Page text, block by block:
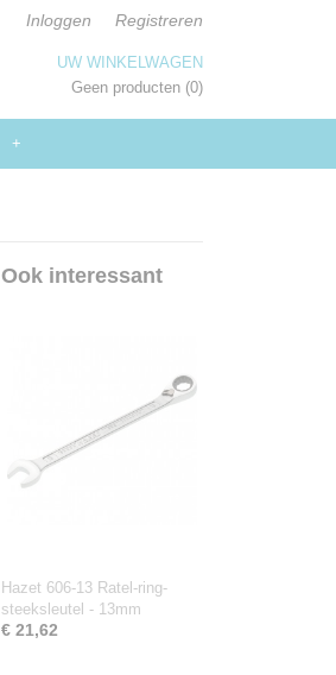
Inloggen Registreren
UW WINKELWAGEN
Geen producten (0)
+
Ook interessant
Hazet 606-13 Ratel-ring-
steeksleutel - 13mm
€ 21,62